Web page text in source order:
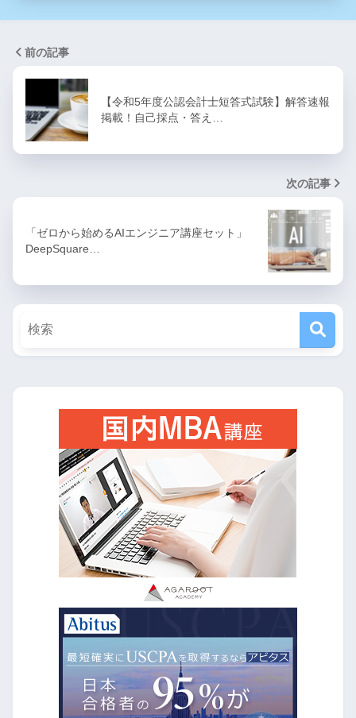
前の記事
【令和5年度公認会計士短答式試験】解答速報
掲載！自己採点・答え…
次の記事
「ゼロから始めるAIエンジニア講座セット」
DeepSquare…